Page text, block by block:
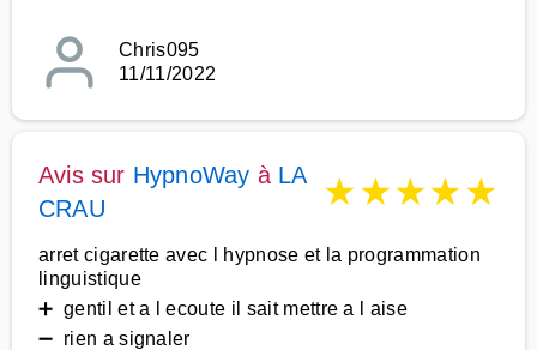
Chris095
11/11/2022
Avis sur HypnoWay à LA
CRAU
★★★★★
arret cigarette avec l hypnose et la programmation
linguistique
➕ gentil et a l ecoute il sait mettre a l aise
➖ rien a signaler